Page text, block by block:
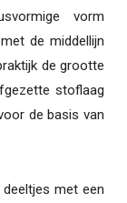
vorm
de middellijn
de grootte
stoflaag
de basis van
met een